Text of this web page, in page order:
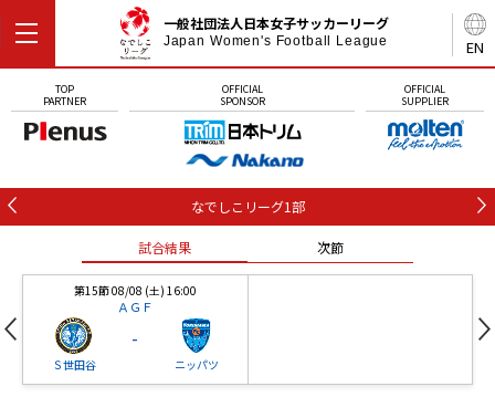
EN
一般社団法人日本女子サッカーリーグ
Japan Women's Football League
TOP
PARTNER
OFFICIAL
SPONSOR
OFFICIAL
SUPPLIER
なでしこリーグ1部
試合結果 次節
第15節 08/08 (土) 16:00
ＡＧＦ
Ｓ世田谷
-
ニッパツ